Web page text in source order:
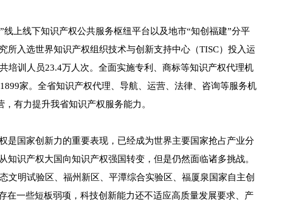
上线下知识产权公共服务枢纽平台以及地市“知创福建”分平
入选世界知识产权组织技术与创新支持中心（TISC）投入运
培训人员23.4万人次。全面实施专利、商标等知识产权代理机
家。全省知识产权代理、导航、运营、法律、咨询等服务机
有力提升我省知识产权服务能力。
国家创新力的重要表现，已经成为世界主要国家抢占产业分
识产权大国向知识产权强国转变，但是仍然面临诸多挑战。
明试验区、福州新区、平潭综合实验区、福厦泉国家自主创
在一些短板弱项，科技创新能力还不适应高质量发展要求、产